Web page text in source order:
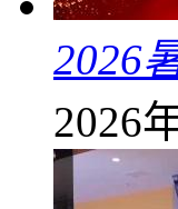
2026
2026